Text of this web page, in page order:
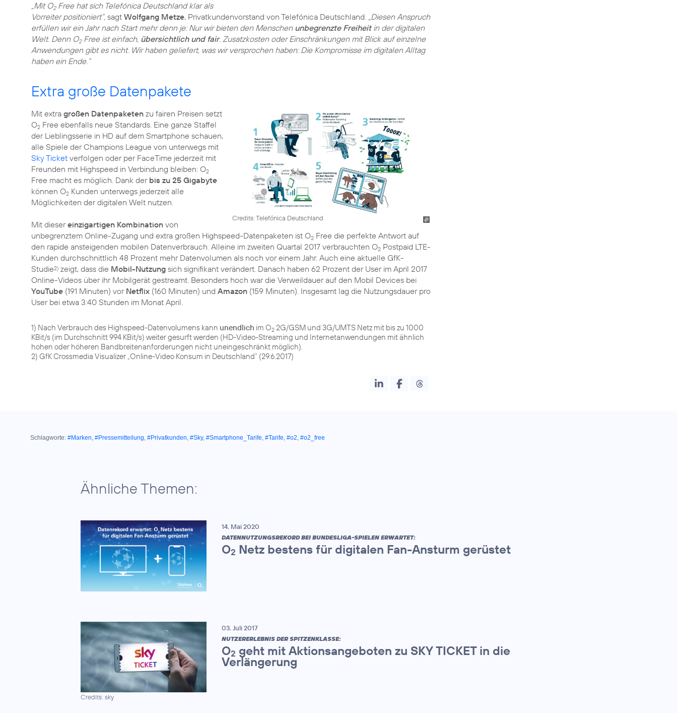
„Mit O2Free hat sich Telefónica Deutschland klar als
Vorreiter positioniert“, sagt Wolfgang Metze, Privatkundenvorstand von Telefónica Deutschland. „Diesen Anspruch
erfüllen wir ein Jahr nach Start mehr denn je: Nur wir bieten den Menschen unbegrenzte Freiheitin der digitalen
Welt. Denn O2Free ist einfach, übersichtlich und fair. Zusatzkosten oder Einschränkungen mit Blick auf einzelne
Anwendungen gibt es nicht. Wir haben geliefert, was wir versprochen haben: Die Kompromisse im digitalen Alltag
haben ein Ende.“
Extra große Datenpakete
Credits: Telefónica Deutschland
Mit extra großen Datenpaketen zu fairen Preisen setzt
O2 Free ebenfalls neue Standards. Eine ganze Staffel
der Lieblingsserie in HD auf dem Smartphone schauen,
alle Spiele der Champions League von unterwegs mit
Sky Ticket verfolgen oder per FaceTime jederzeit mit
Freunden mit Highspeed in Verbindung bleiben: O2
Free macht es möglich. Dank der bis zu 25 Gigabyte
können O2 Kunden unterwegs jederzeit alle
Möglichkeiten der digitalen Welt nutzen.
Mit diesereinzigartigen Kombination von
unbegrenztem Online-Zugang und extra großen Highspeed-Datenpaketen ist O2 Free die perfekte Antwort auf
den rapide ansteigenden mobilen Datenverbrauch. Alleine im zweiten Quartal 2017 verbrauchten O2 Postpaid LTE-
Kunden durchschnittlich 48 Prozent mehr Datenvolumen als noch vor einem Jahr. Auch eine aktuelle GfK-
Studie2) zeigt, dass die Mobil-Nutzung sich signifikant verändert. Danach haben 62 Prozent der User im April 2017
Online-Videos über ihr Mobilgerät gestreamt. Besonders hoch war die Verweildauer auf den Mobil Devices bei
YouTube (191 Minuten) vor Netflix (160 Minuten) und Amazon (159 Minuten). Insgesamt lag die Nutzungsdauer pro
User bei etwa 3:40 Stunden im Monat April.
1) Nach Verbrauch des Highspeed-Datenvolumens kann unendlich im O2 2G/GSM und 3G/UMTS Netz mit bis zu 1000
KBit/s (im Durchschnitt 994 KBit/s) weiter gesurft werden (HD-Video-Streaming und Internetanwendungen mit ähnlich
hohen oder höheren Bandbreitenanforderungen nicht uneingeschränkt möglich).
2) GfK Crossmedia Visualizer „Online-Video Konsum in Deutschland“ (29.6.2017)
Schlagworte: #Marken, #Pressemitteilung, #Privatkunden, #Sky, #Smartphone_Tarife, #Tarife, #o2, #o2_free
Ähnliche Themen:
14. Mai 2020
DATENNUTZUNGSREKORD BEI BUNDESLIGA-SPIELEN ERWARTET:
O2 Netz bestens für digitalen Fan-Ansturm gerüstet
Credits: sky
03. Juli 2017
NUTZERERLEBNIS DER SPITZENKLASSE:
O2 geht mit Aktionsangeboten zu SKY TICKET in die
Verlängerung